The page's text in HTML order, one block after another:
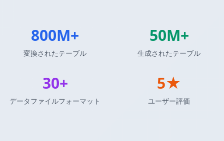
800M+
変換されたテーブル
50M+
生成されたテーブル
30+
データファイルフォーマット
5★
ユーザー評価